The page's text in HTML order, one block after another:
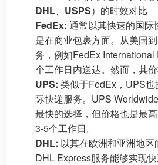
DHL、 USPS）的时效对比
FedEx: 通常以其快速的国
是在商业包裹方面。从美国
务，例如FedEx
个工作日内送达。然而，其价
UPS: 类似于FedEx，UPS
际快递服务。UPS
最快的选择，但价格也是最
3-5个工作日。
DHL: 以其在欧洲和亚洲地区
DHL Express服务能够实现